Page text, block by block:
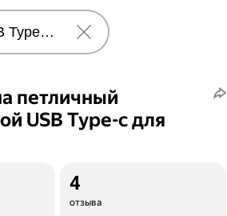
петличный
USB Type-c для
4
отзыва